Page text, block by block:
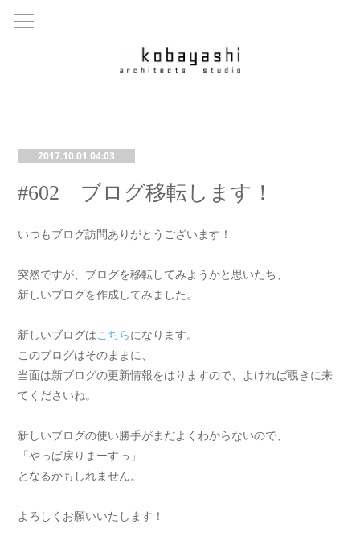
2017.10.01 04:03
#602 ブログ移転します！
いつもブログ訪問ありがとうございます！
突然ですが、ブログを移転してみようかと思いたち、
新しいブログを作成してみました。
新しいブログはこちらになります。
このブログはそのままに、
当面は新ブログの更新情報をはりますので、よければ覗きに来
てくださいね。
新しいブログの使い勝手がまだよくわからないので、
「やっぱ戻りまーすっ」
となるかもしれません。
よろしくお願いいたします！